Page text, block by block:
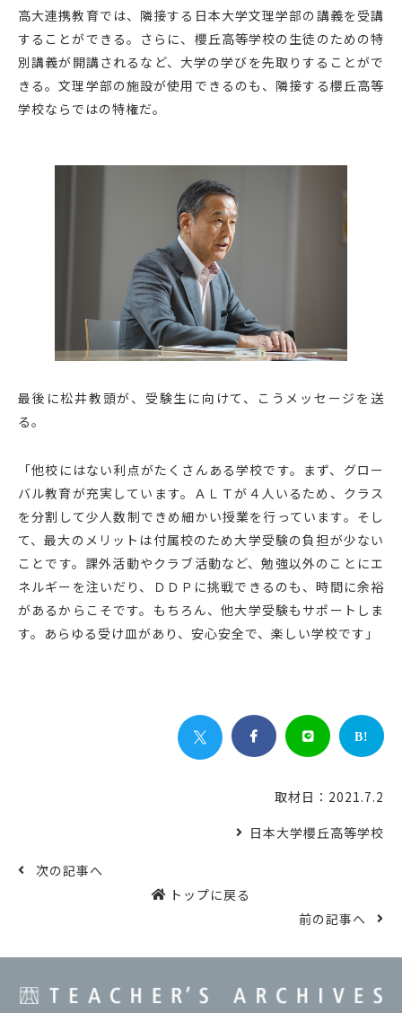
高大連携教育では、隣接する日本大学文理学部の講義を受講
することができる。さらに、櫻丘高等学校の生徒のための特
別講義が開講されるなど、大学の学びを先取りすることがで
きる。文理学部の施設が使用できるのも、隣接する櫻丘高等
学校ならではの特権だ。
最後に松井教頭が、受験生に向けて、こうメッセージを送
る。
「他校にはない利点がたくさんある学校です。まず、グロー
バル教育が充実しています。ＡＬＴが４人いるため、クラス
を分割して少人数制できめ細かい授業を行っています。そし
て、最大のメリットは付属校のため大学受験の負担が少ない
ことです。課外活動やクラブ活動など、勉強以外のことにエ
ネルギーを注いだり、ＤＤＰに挑戦できるのも、時間に余裕
があるからこそです。もちろん、他大学受験もサポートしま
す。あらゆる受け皿があり、安心安全で、楽しい学校です」
  B!
取材日：2021.7.2
日本大学櫻丘高等学校
次の記事へ
トップに戻る
前の記事へ